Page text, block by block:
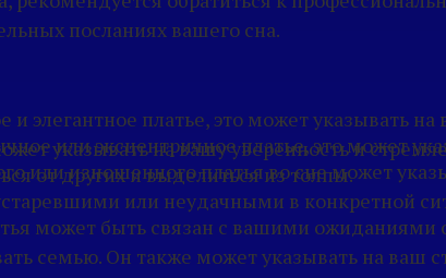
посланиях вашего сна.
и элегантное платье, это может указывать
указывать на вашу уверенность и
или эксцентричное платье, это может
от других и выделиться из толпы.
или изношенного платья во сне может
или неудачными в конкретной
может быть связан с вашими ожиданиями
семью. Он также может указывать на ваш